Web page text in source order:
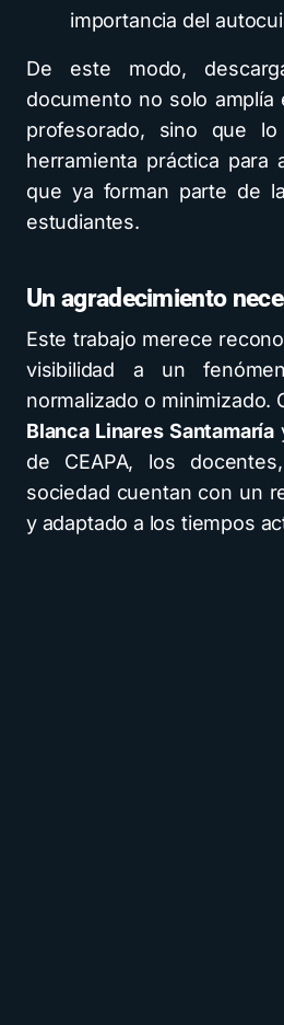
importancia del
De este modo,
documento no solo amplía
profesorado, sino que
herramienta práctica para
que ya forman parte de
estudiantes.
Un agradecimiento
Este trabajo merece
visibilidad a un
normalizado o minimizado.
Blanca Linares Santamaría
de CEAPA, los
sociedad cuentan con un
y adaptado a los tiempos